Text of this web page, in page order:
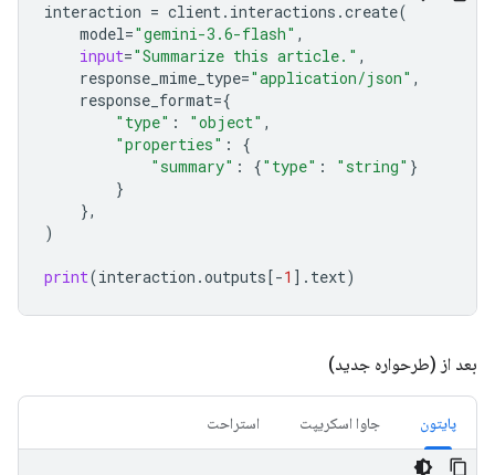
interaction = client. interactions .create(
model="gemini-3.6-flash" ,
input="Summarize this article." ,
response_mime_type="application/json" ,
response_format={
"type" : "object" ,
"properties" :
{
"summary" : {"type" : "string" }
}
},
)
print(interaction .outputs[-1 ] . text)
بعد از (طرحواره جدید)
پایتون جاوا اسکریپت استراحت